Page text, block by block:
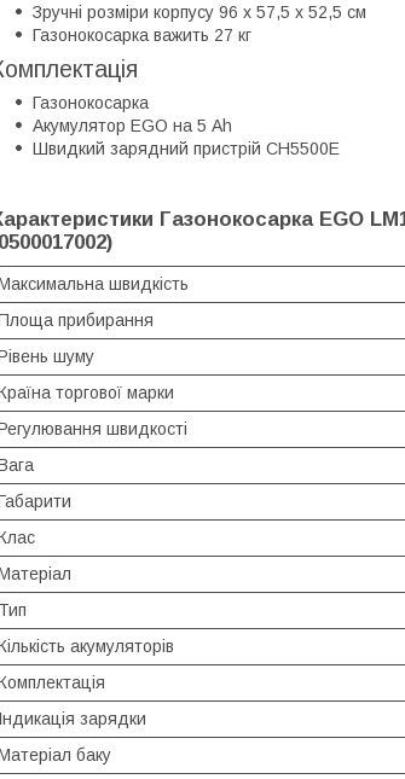
Зручні розміри корпусу 96 х 57,5 х 52,5 см
Газонокосарка важить 27 кг
Газонокосарка
Акумулятор EGO на 5 Ah
Швидкий зарядний пристрій CH5500E
Газонокосарка EGO
швидкість
прибирання
шуму
торгової марки
швидкості
Тип
акумуляторів
Індикація зарядки
баку